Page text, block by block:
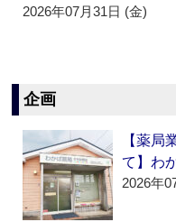
2026年07月31日 (金)
企画
【薬局
て】わ
2026年